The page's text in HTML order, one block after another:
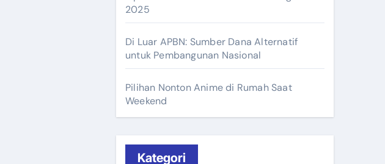
2025
Di Luar APBN: Sumber Dana Alternatif
untuk Pembangunan Nasional
Pilihan Nonton Anime di Rumah Saat
Weekend
Kategori